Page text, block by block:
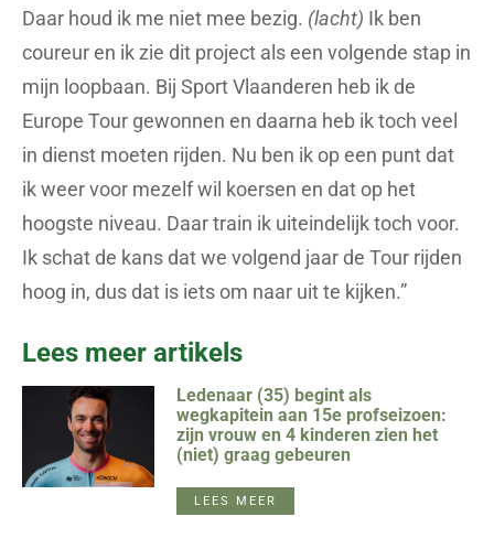
Daar houd ik me niet mee bezig. (lacht) Ik ben
coureur en ik zie dit project als een volgende stap in
mijn loopbaan. Bij Sport Vlaanderen heb ik de
Europe Tour gewonnen en daarna heb ik toch veel
in dienst moeten rijden. Nu ben ik op een punt dat
ik weer voor mezelf wil koersen en dat op het
hoogste niveau. Daar train ik uiteindelijk toch voor.
Ik schat de kans dat we volgend jaar de Tour rijden
hoog in, dus dat is iets om naar uit te kijken.”
Lees meer artikels
Ledenaar (35) begint als
wegkapitein aan 15e profseizoen:
zijn vrouw en 4 kinderen zien het
(niet) graag gebeuren
LEES MEER